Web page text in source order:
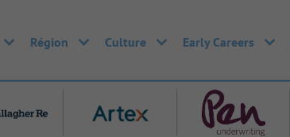
Région Culture Early Careers